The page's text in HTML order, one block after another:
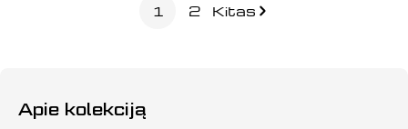
1 2 Kitas
Apie kolekciją